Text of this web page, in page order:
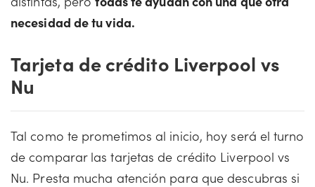
necesidad de tu vida.
Tarjeta de crédito Liverpool vs
Nu
Tal como te prometimos al inicio, hoy será el turno
de comparar las tarjetas de crédito Liverpool vs
Nu. Presta mucha atención para que descubras si